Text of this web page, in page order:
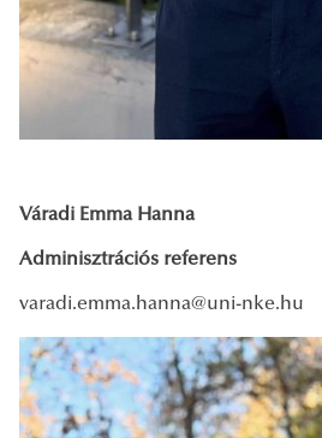
Váradi Emma Hanna
Adminisztrációs referens
varadi.emma.hanna@uni-nke.hu